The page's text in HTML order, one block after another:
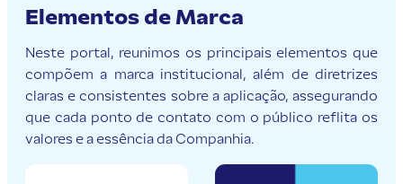
Elementos de Marca
Neste portal, reunimos os principais elementos que
compõem a marca institucional, além de diretrizes
claras e consistentes sobre a aplicação, assegurando
que cada ponto de contato com o público reflita os
valores e a essência da Companhia.